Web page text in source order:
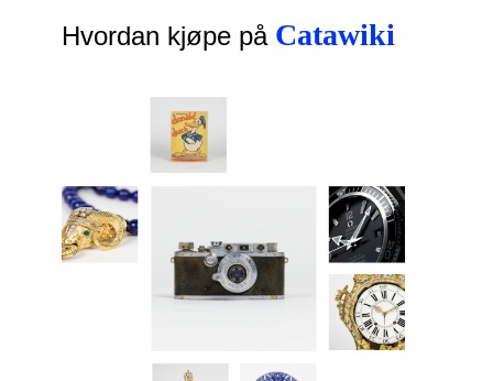
Hvordan kjøpe på Catawiki